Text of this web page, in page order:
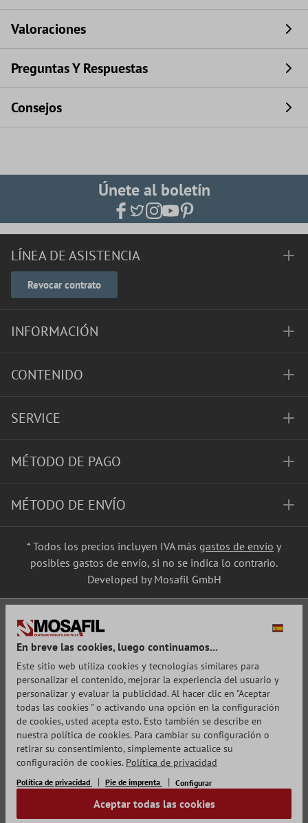
Valoraciones
Preguntas Y Respuestas
Consejos
Únete al boletín
LÍNEA DE ASISTENCIA
Revocar contrato
INFORMACIÓN
CONTENIDO
SERVICE
MÉTODO DE PAGO
MÉTODO DE ENVÍO
* Todos los precios incluyen IVA más gastos de envío y
posibles gastos de envío, si no se indica lo contrario.
Developed by Mosafil GmbH
En breve las cookies, luego continuamos...
Este sitio web utiliza cookies y tecnologías similares para
personalizar el contenido, mejorar la experiencia del usuario y
personalizar y evaluar la publicidad. Al hacer clic en "Aceptar
todas las cookies " o activando una opción en la configuración
de cookies, usted acepta esto. Esto también se describe en
nuestra política de cookies. Para cambiar su configuración o
retirar su consentimiento, simplemente actualice su
configuración de cookies. Política de privacidad
Política de privacidad Pie de imprenta Configurar
Aceptar todas las cookies